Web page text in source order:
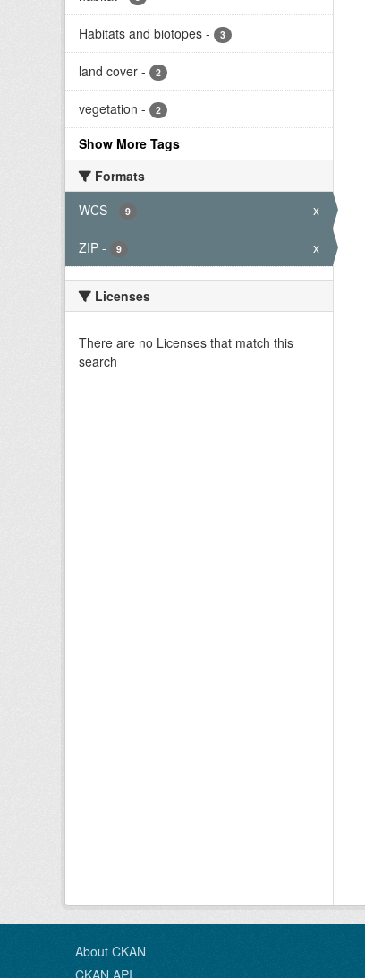
Habitats and biotopes - 3
land cover - 2
vegetation - 2
Show More Tags
Formats
WCS - 9 x
ZIP - 9 x
Licenses
There are no Licenses that match this
search
About CKAN
CKAN API